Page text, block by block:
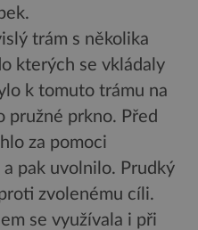
trám s několika
kterých se vkládaly
k tomuto trámu na
pružné prkno. Před
za pomoci
pak uvolnilo. Prudký
zvolenému cíli.
se využívala i při